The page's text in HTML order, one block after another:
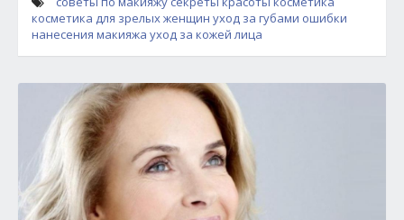
косметика для зрелых женщин уход за губами ошибки
нанесения макияжа уход за кожей лица